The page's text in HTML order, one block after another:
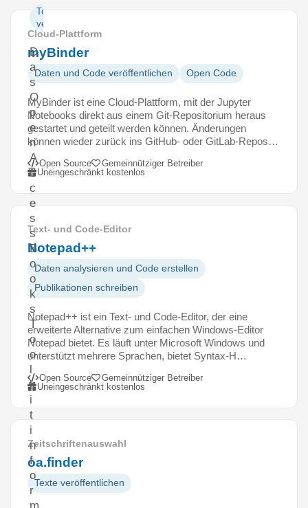
Texte
veröffentlichen
D
a
s
O
p
e
n
A
c
c
e
s
s
B
o
o
k
s
T
o
o
l
k
i
t
i
n
f
o
r
Cloud-Plattform
myBinder
Daten und Code veröffentlichen Open Code
MyBinder ist eine Cloud-Plattform, mit der Jupyter
Notebooks direkt aus einem Git-Repositorium heraus
gestartet und geteilt werden können. Änderungen
können wieder zurück ins GitHub- oder GitLab-Repos…
Open Source
Gemeinnütziger Betreiber
Uneingeschränkt kostenlos
Text- und Code-Editor
Notepad++
Daten analysieren und Code erstellen
Publikationen schreiben
Notepad++ ist ein Text- und Code-Editor, der eine
erweiterte Alternative zum einfachen Windows-Editor
Notepad bietet. Es läuft unter Microsoft Windows und
unterstützt mehrere Sprachen, bietet Syntax-H…
Open Source
Gemeinnütziger Betreiber
Uneingeschränkt kostenlos
Zeitschriftenauswahl
oa.finder
Texte veröffentlichen